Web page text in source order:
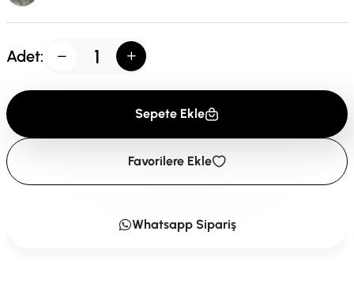
Adet:
Sepete Ekle
Favorilere Ekle
Whatsapp Sipariş